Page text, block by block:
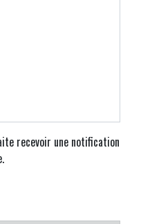
recevoir une notification